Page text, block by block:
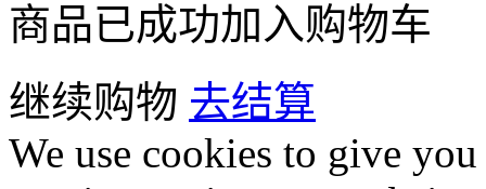
商品已成功加入购物车
继续购物 去结算
We use cookies to give